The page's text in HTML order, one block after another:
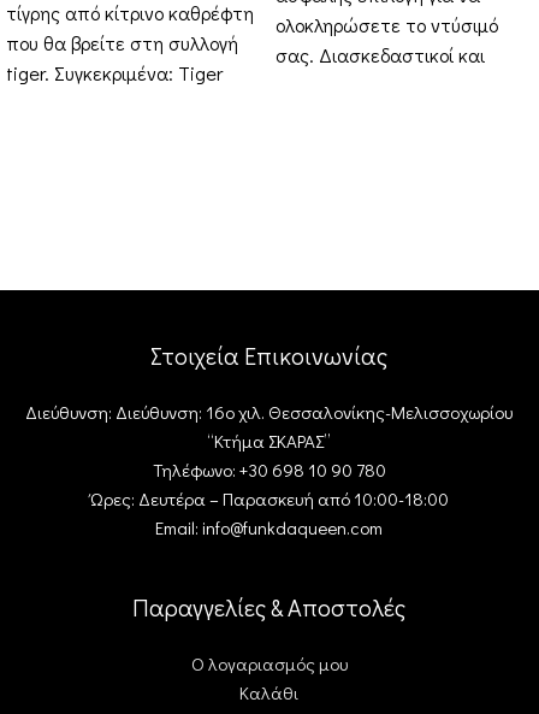
τίγρης από κίτρινο καθρέφτη
που θα βρείτε στη συλλογή
tiger. Συγκεκριμένα: Tiger
ολοκληρώσετε το ντύσιμό
σας. Διασκεδαστικοί και
Στοιχεία Επικοινωνίας
Διεύθυνση: Διεύθυνση: 16ο χιλ. Θεσσαλονίκης-Μελισσοχωρίου
“Κτήμα ΣΚΑΡΑΣ”
Τηλέφωνο: +30 698 10 90 780
Ώρες: Δευτέρα – Παρασκευή από 10:00-18:00
Email: info@funkdaqueen.com
Παραγγελίες & Αποστολές
Ο λογαριασμός μου
Καλάθι